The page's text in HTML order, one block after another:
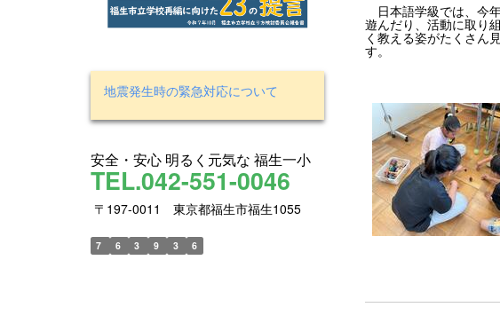
日本語学級では、今
遊んだり、活動に取り
く教える姿がたくさん
す。
地震発生時の緊急対応について
安全・安心 明るく元気な 福生一小
TEL.042-551-0046
〒197-0011 東京都福生市福生1055
7 6 3 9 3 6